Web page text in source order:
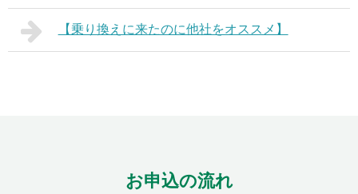
【乗り換えに来たのに他社をオススメ】
お申込の流れ